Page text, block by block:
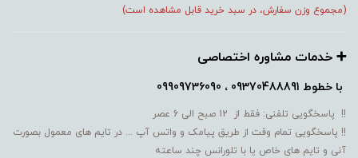
(مجموع وزن سفارش، در سبد خرید قابل مشاهده است)
➕️ خدمات مشاوره اختصاصی
با خطوط 09370488891 ، 09909736090
!! پاسخگویی تلفنی: فقط از 12 صبح الی 6 عصر
!! پاسخگویی تمام وقت از طریق پیامک و واتس آپ ... در تایم های معمول بصورت
آنی و تایم های خاص یا با تلورانس چند ساعته